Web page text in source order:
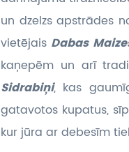
un dzelzs apstrādes
vietējais Dabas
kaņepēm un arī
Sidrabiņi, kas
gatavotos kupatus,
kur jūra ar debesīm